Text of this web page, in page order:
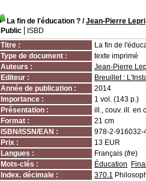
La fin de l'éducation ? /Jean-Pierre Lepri
Public
ISBD
Titre :
La fin de
Type de document :
texte imprimé
Auteurs :
Jean-Pierre
Editeur :
Breuillet :
Année de publication :
2014
Importance :
1 vol. (143 p.)
Présentation :
ill., couv. ill. en
Format :
21 cm
ISBN/ISSN/EAN :
978-2-916032-
Prix :
13 EUR
Langues :
Français (fre)
Mots-clés :
Éducation
Index. décimale :
370.1